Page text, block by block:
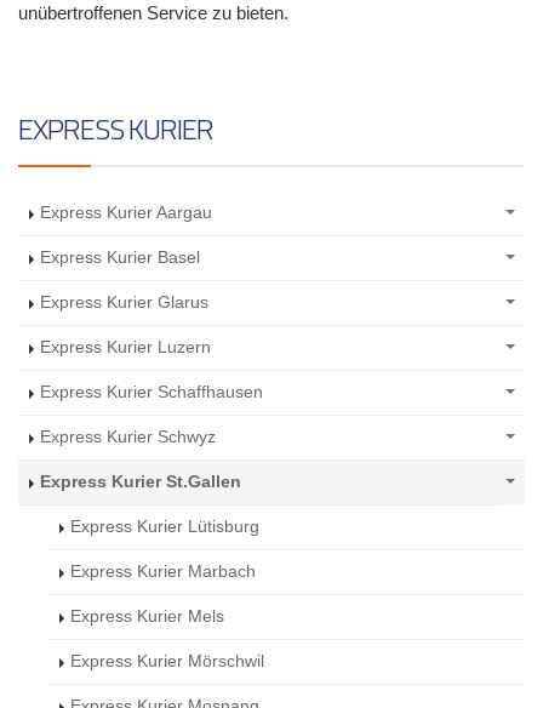
unübertroffenen Service zu bieten.
EXPRESS KURIER
Express Kurier Aargau
Express Kurier Basel
Express Kurier Glarus
Express Kurier Luzern
Express Kurier Schaffhausen
Express Kurier Schwyz
Express Kurier St.Gallen
Express Kurier Lütisburg
Express Kurier Marbach
Express Kurier Mels
Express Kurier Mörschwil